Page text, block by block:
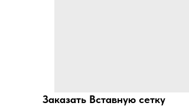
Заказать Вставную сетку